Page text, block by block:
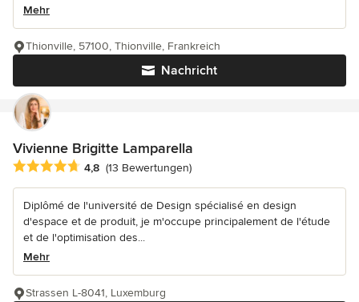
Mehr
Nachricht
Thionville, 57100, Thionville, Frankreich
Vivienne Brigitte Lamparella
Durchschnittliche Bewertung: 4.8 von 5 Sternen
4,8 (13 Bewertungen)
Diplômé de l'université de Design spécialisé en design
d'espace et de produit, je m'occupe principalement de l'étude
et de l'optimisation des...
Mehr
Strassen L-8041, Luxemburg